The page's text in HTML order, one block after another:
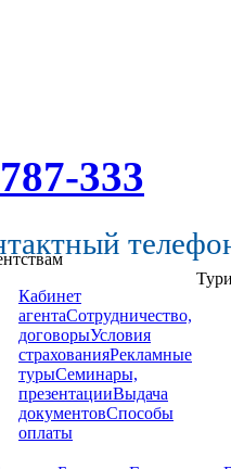
333
Кабинет
агентаСотрудничество,
договорыУсловия
страхованияРекламные
турыСеминары,
презентацииВыдача
документовСпособы
оплаты